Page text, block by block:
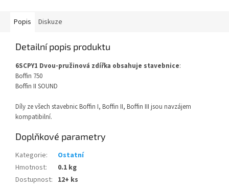
Popis Diskuze
Detailní popis produktu
6SCPY1 Dvou-pružinová zdířka obsahuje stavebnice:
Boffin 750
Boffin II SOUND
Díly ze všech stavebnic Boffin I, Boffin II, Boffin III jsou navzájem
kompatibilní.
Doplňkové parametry
Kategorie:
Ostatní
Hmotnost:
0.1 kg
Dostupnost: 12+ ks